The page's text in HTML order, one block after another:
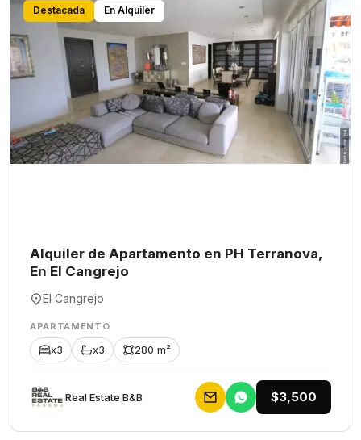
Destacada En Alquiler
Alquiler de Apartamento en PH Terranova,
En El Cangrejo
El Cangrejo
APARTAMENTO
x3 x3 280 m²
Rеаl Еstаtе В&В $3,500